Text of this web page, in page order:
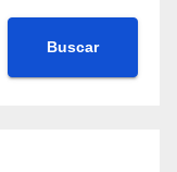
Buscar